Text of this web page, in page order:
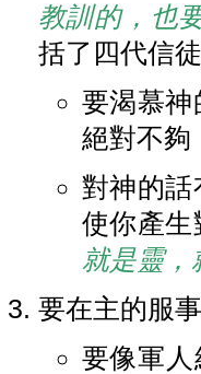
教訓的，也
括了四代信
要渴慕神
絕對不夠
對神的話
使你產生
就是靈，
要在主的服
要像軍